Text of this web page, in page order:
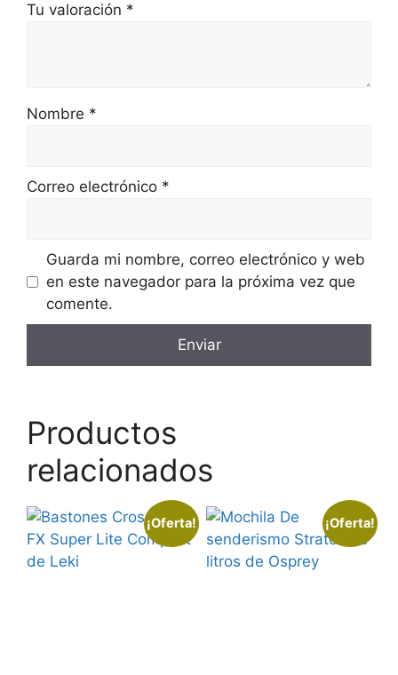
Tu valoración *
Nombre *
Correo electrónico *
Guarda mi nombre, correo electrónico y web
en este navegador para la próxima vez que
comente.
Productos
relacionados
¡Oferta! ¡Oferta!